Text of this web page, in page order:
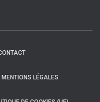
LÉGALES